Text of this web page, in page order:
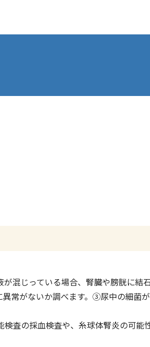
混じっている場合、腎臓や膀胱に結
常がないか調べます。③尿中の細菌
査の採血検査や、糸球体腎炎の可能